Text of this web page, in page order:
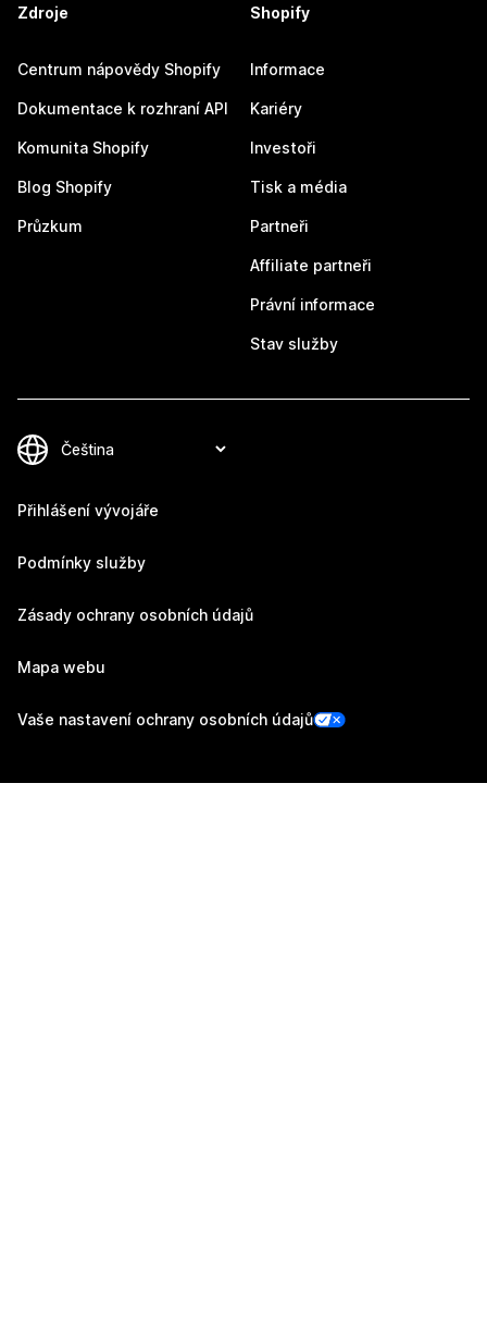
Zdroje
Centrum nápovědy Shopify
Dokumentace k rozhraní API
Komunita Shopify
Blog Shopify
Průzkum
Shopify
Informace
Kariéry
Investoři
Tisk a média
Partneři
Affiliate partneři
Právní informace
Stav služby
Přihlášení vývojáře
Podmínky služby
Zásady ochrany osobních údajů
Mapa webu
Vaše nastavení ochrany osobních údajů